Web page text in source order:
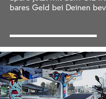
bares Geld bei Deinen